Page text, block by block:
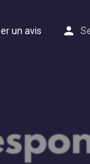
un avis